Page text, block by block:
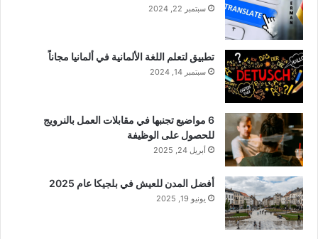
سبتمبر 22, 2024
تطبيق لتعلم اللغة الألمانية في ألمانيا مجاناً
سبتمبر 14, 2024
6 مواضيع تجنبها في مقابلات العمل بالنرويج
للحصول على الوظيفة
أبريل 24, 2025
أفضل المدن للعيش في بلجيكا عام 2025
يونيو 19, 2025